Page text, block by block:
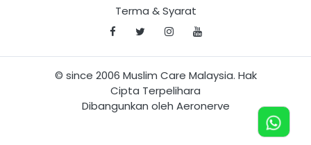
Terma & Syarat
© since 2006 Muslim Care Malaysia. Hak
Cipta Terpelihara
Dibangunkan oleh Aeronerve